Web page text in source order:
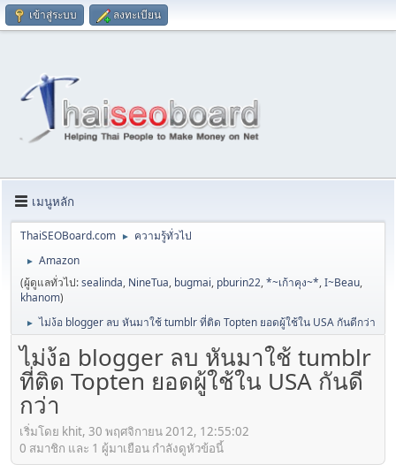
เข้าสู่ระบบ ลงทะเบียน
เมนูหลัก
ThaiSEOBoard.com ► ความรู้ทั่วไป
►
Amazon
(ผู้ดูแลทั่วไป:sealinda, NineTua, bugmai, pburin22,*~เก้าคุง~*,I~Beau,
khanom)
► ไม่ง้อ blogger ลบ หันมาใช้ tumblr ที่ติด Topten ยอดผู้ใช้ใน USA กันดีกว่า
ไม่ง้อ blogger ลบ หันมาใช้ tumblr
ที่ติด Topten ยอดผู้ใช้ใน USA กันดี
กว่า
เริ่มโดย khit, 30 พฤศจิกายน 2012, 12:55:02
0 สมาชิก และ 1 ผู้มาเยือน กำลังดูหัวข้อนี้